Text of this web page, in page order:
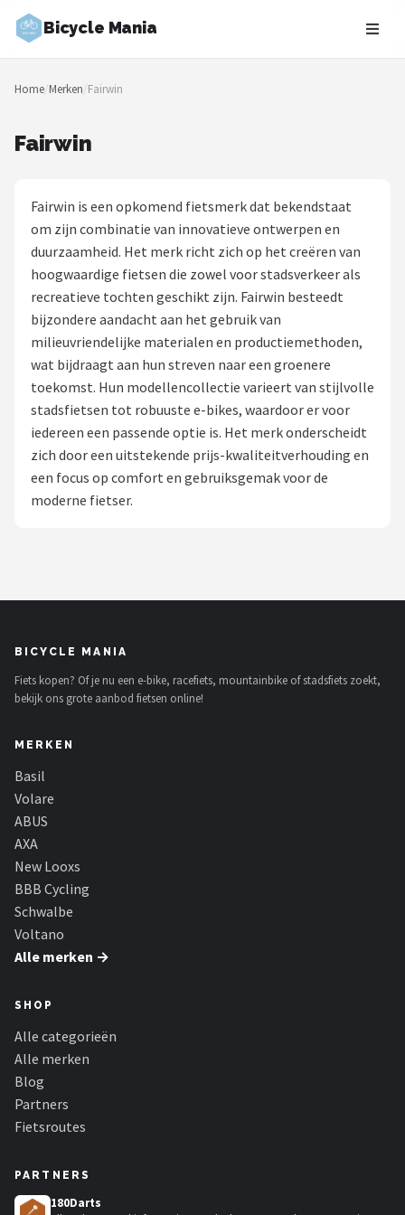
Bicycle Mania
Zoeken
NAVIGATIE
Blog
Fietsroutes
Kinderfietsen
Stadsfietsen
Elektrische fietsen
Mountainbikes
Shop
AXA
BBB Cycling
Schwalbe
Voltano
Shimano
Cortina
Home/Merken/Fairwin
Fairwin
Fairwin is een opkomend fietsmerk dat bekendstaat
om zijn combinatie van innovatieve ontwerpen en
duurzaamheid. Het merk richt zich op het creëren van
hoogwaardige fietsen die zowel voor stadsverkeer als
recreatieve tochten geschikt zijn. Fairwin besteedt
bijzondere aandacht aan het gebruik van
milieuvriendelijke materialen en productiemethoden,
wat bijdraagt aan hun streven naar een groenere
toekomst. Hun modellencollectie varieert van stijlvolle
stadsfietsen tot robuuste e-bikes, waardoor er voor
iedereen een passende optie is. Het merk onderscheidt
zich door een uitstekende prijs-kwaliteitverhouding en
een focus op comfort en gebruiksgemak voor de
moderne fietser.
BICYCLE MANIA
Fiets kopen? Of je nu een e-bike, racefiets, mountainbike of stadsfiets zoekt,
bekijk ons grote aanbod fietsen online!
MERKEN
Basil
Volare
ABUS
AXA
New Looxs
BBB Cycling
Schwalbe
Voltano
Alle merken →
SHOP
Alle categorieën
Alle merken
Blog
Partners
Fietsroutes
PARTNERS
180Darts